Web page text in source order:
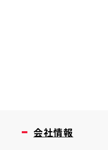
会社情報